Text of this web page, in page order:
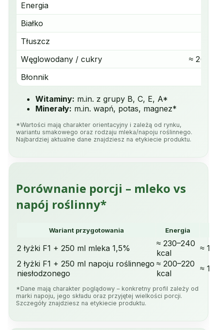
Energia
Białko
Tłuszcz
Węglowodany / cukry
≈
Błonnik
Witaminy: m.in. z grupy B, C, E, A*
Minerały: m.in. wapń, potas, magnez*
*Wartości mają charakter orientacyjny i zależą od rynku,
wariantu smakowego oraz rodzaju mleka/napoju roślinnego.
Najbardziej aktualne dane znajdziesz na etykiecie produktu.
Porównanie porcji – mleko vs
napój roślinny*
Wariant przygotowania Energia
2 łyżki F1 + 250 ml mleka 1,5%
≈ 230–240
kcal
≈
2 łyżki F1 + 250 ml napoju roślinnego
niesłodzonego
≈ 200–220
kcal
≈
*Dane mają charakter poglądowy – konkretny profil zależy od
marki napoju, jego składu oraz przyjętej wielkości porcji.
Szczegóły znajdziesz na etykiecie produktu.